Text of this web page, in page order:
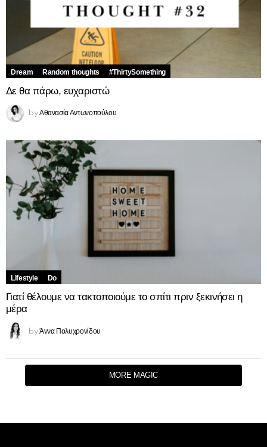
Dream Random thoughts #ThirtySomething
Δε θα πάρω, ευχαριστώ
by Αθανασία Αντωνοπούλου
Lifestyle Do
Γιατί θέλουμε να τακτοποιούμε το σπίτι πριν ξεκινήσει η
μέρα
by Άννα Πολυχρονίδου
MORE MAGIC